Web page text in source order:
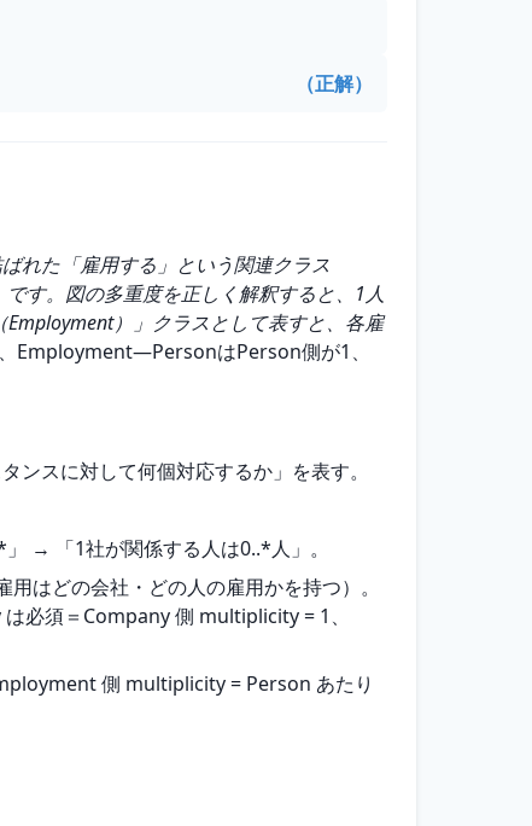
（正解）
れた「雇用する」という関連クラス
す。図の多重度を正しく解釈すると、1人
）」クラスとして表すと、各雇
、Employment―PersonはPerson側が1、
スに対して何個対応するか」を表す。
→ 「1社が関係する人は0..*人」。
はどの会社・どの人の雇用かを持つ）。
必須＝Company 側 multiplicity = 1、
側 multiplicity = Person あたり